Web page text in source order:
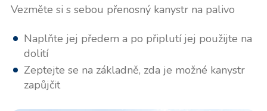
Vezměte si s sebou přenosný kanystr na palivo
Naplňte jej předem a po připlutí jej použijte na
dolití
Zeptejte se na základně, zda je možné kanystr
zapůjčit